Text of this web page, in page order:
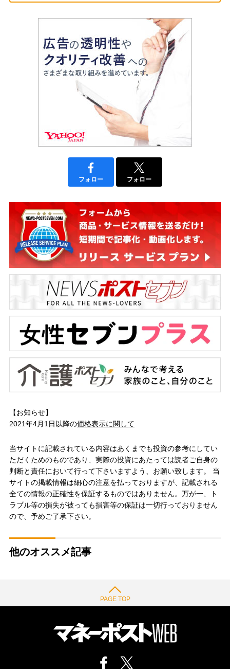
フォロー フォロー
【お知らせ】
2021年4月1日以降の価格表示に関して
当サイトに記載されている内容はあくまでも投資の参考にしてい
ただくためのものであり、実際の投資にあたっては読者ご自身の
判断と責任において行って下さいますよう、お願い致します。 当
サイトの掲載情報は細心の注意を払っておりますが、記載される
全ての情報の正確性を保証するものではありません。万が一、ト
ラブル等の損失が被っても損害等の保証は一切行っておりません
ので、予めご了承下さい。
他のオススメ記事
PAGE TOP